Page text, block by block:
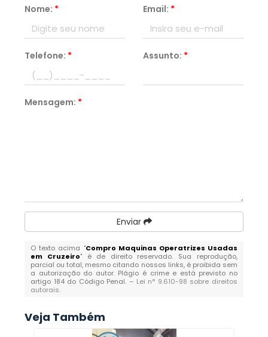
Nome: * Email: *
Telefone: * Assunto: *
Mensagem: *
Enviar
O texto acima "Compro Maquinas Operatrizes Usadas
em Cruzeiro" é de direito reservado. Sua reprodução,
parcial ou total, mesmo citando nossos links, é proibida sem
a autorização do autor. Plágio é crime e está previsto no
artigo 184 do Código Penal. – Lei n° 9.610-98 sobre direitos
autorais.
Veja Também